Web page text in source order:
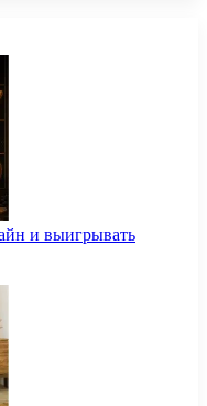
и выигрывать